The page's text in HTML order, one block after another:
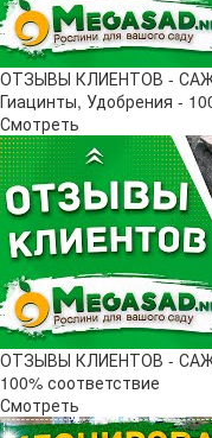
ОТЗЫВЫ КЛИЕНТОВ -
Гиацинты, Удобрения -
Смотреть
ОТЗЫВЫ КЛИЕНТОВ -
100% соответствие
Смотреть